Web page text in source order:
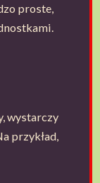
proste,
wystarczy
przykład,